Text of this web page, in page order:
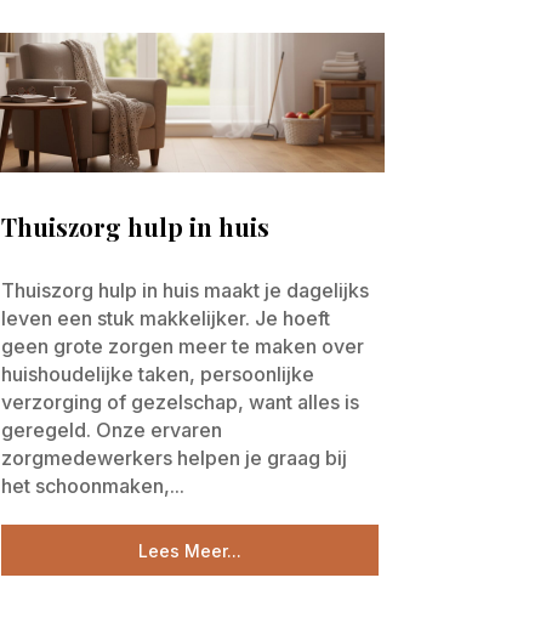
Thuiszorg hulp in huis
Thuiszorg hulp in huis maakt je dagelijks
leven een stuk makkelijker. Je hoeft
geen grote zorgen meer te maken over
huishoudelijke taken, persoonlijke
verzorging of gezelschap, want alles is
geregeld. Onze ervaren
zorgmedewerkers helpen je graag bij
het schoonmaken,...
Lees Meer...